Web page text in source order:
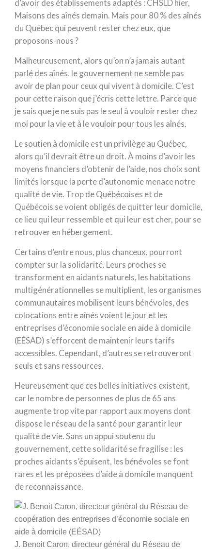
d’avoir des établissements adaptés : CHSLD hier,
Maisons des aînés demain. Mais pour 80 % des aînés
du Québec qui peuvent rester chez eux, que
proposons-nous ?
Malheureusement, alors qu’on n’a jamais autant
parlé des aînés, le gouvernement ne semble pas
avoir de plan pour ceux qui vivent à domicile. C’est
pour cette raison que j’écris cette lettre. Parce que
je sais que je ne suis pas le seul à vouloir rester chez
moi pour la vie et à le vouloir pour tous les aînés.
Le soutien à domicile est un privilège au Québec,
alors qu’il devrait être un droit. À moins d’avoir les
moyens financiers d’obtenir de l’aide, nos choix sont
limités lorsque la perte d’autonomie menace notre
qualité de vie. Trop de Québécoises et de
Québécois se voient obligés de quitter leur domicile,
ce lieu qui leur ressemble et qui leur est cher, pour se
retrouver en hébergement.
Certains d’entre nous, plus chanceux, pourront
compter sur la solidarité. Leurs proches se
transforment en aidants naturels, les habitations
multigénérationnelles se multiplient, les organismes
communautaires mobilisent leurs bénévoles, des
colocations entre aînés voient le jour et les
entreprises d’économie sociale en aide à domicile
(EÉSAD) s’efforcent de maintenir leurs tarifs
accessibles. Cependant, d’autres se retrouveront
seuls et sans ressources.
Heureusement que ces belles initiatives existent,
car le nombre de personnes de plus de 65 ans
augmente trop vite par rapport aux moyens dont
dispose le réseau de la santé pour garantir leur
qualité de vie. Sans un appui soutenu du
gouvernement, cette solidarité se fragilise : les
proches aidants s’épuisent, les bénévoles se font
rares et les préposées d’aide à domicile manquent
de reconnaissance.
J. Benoit Caron, directeur général du Réseau de